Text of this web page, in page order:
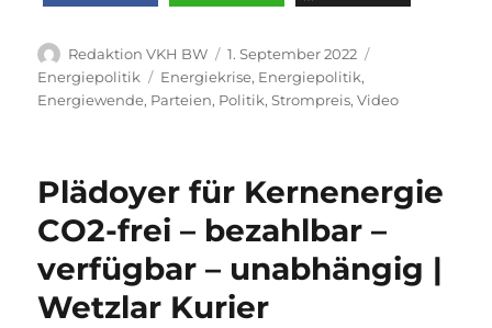
Autor
Redaktion VKH BW
Veröffentlicht
am
1. September 2022
Energiepolitik
Schlagwörter
Energiekrise, Energiepolitik,
Energiewende, Parteien, Politik,Strompreis,Video
Plädoyer für Kernenergie
CO2-frei – bezahlbar –
verfügbar – unabhängig |
Wetzlar Kurier